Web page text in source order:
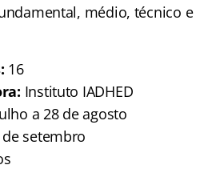
médio, técnico e
16
Instituto IADHED
a 28 de agosto
setembro